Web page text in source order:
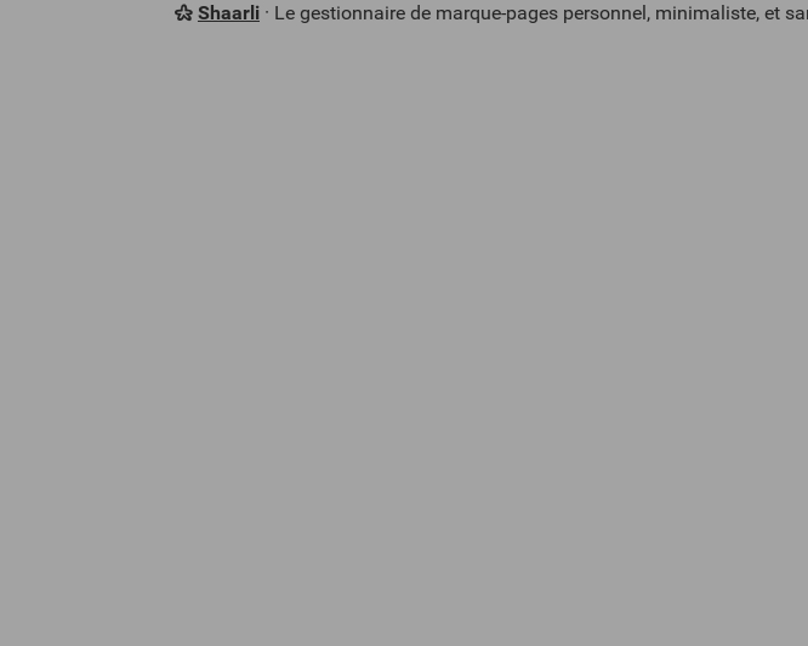
Shaarli· Le gestionnaire de marque-pages personnel, minimaliste, et